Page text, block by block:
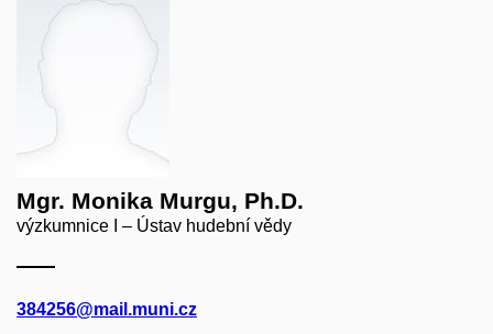
Mgr. Monika Murgu, Ph.D.
výzkumnice I – Ústav hudební vědy
384256@mail.muni.cz